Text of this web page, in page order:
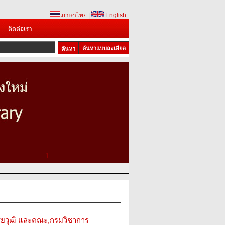
ภาษาไทย
English
ติดต่อเรา
ค้นหาแบบละเอียด
1
วุฒิ และคณะ,กรมวิชาการ